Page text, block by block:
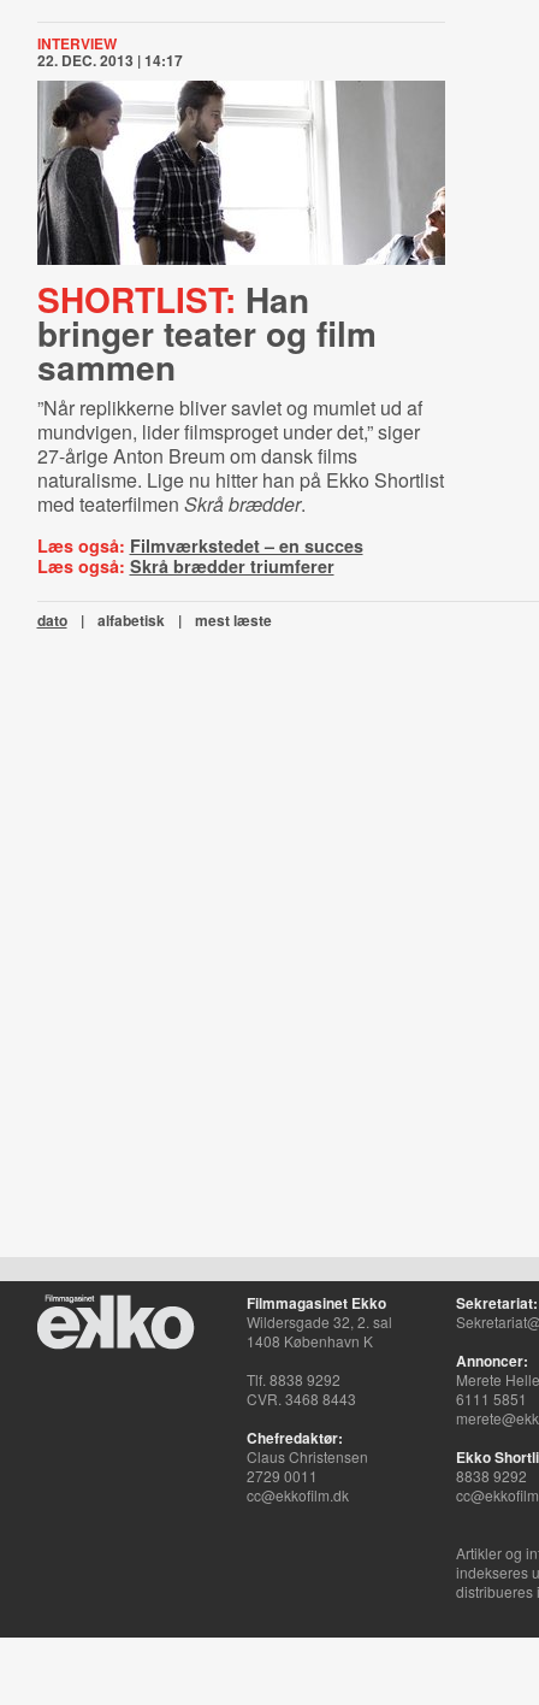
INTERVIEW
22. DEC. 2013 | 14:17
SHORTLIST: Han
bringer teater og film
sammen
”Når replikkerne bliver savlet og mumlet ud af
mundvigen, lider filmsproget under det,” siger
27-årige Anton Breum om dansk films
naturalisme. Lige nu hitter han på Ekko Shortlist
med teaterfilmen Skrå brædder.
Læs også: Filmværkstedet – en succes
Læs også: Skrå brædder triumferer
dato | alfabetisk | mest læste
Filmmagasinet Ekko
Wildersgade 32, 2. sal
1408 København K
Tlf. 8838 9292
CVR. 3468 8443
Chefredaktør:
Claus Christensen
2729 0011
cc@ekkofilm.dk
Sekretariat:
Annoncer:
Merete
6111 5851
Ekko
8838 9292
Artikler og
indekseres
distribueres